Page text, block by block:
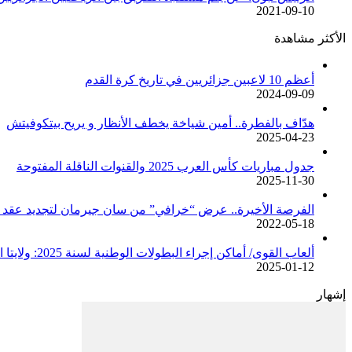
2021-09-10
الأكثر مشاهدة
أعظم 10 لاعبين جزائريين في تاريخ كرة القدم
2024-09-09
هدّاف بالفطرة.. أمين شياخة يخطف الأنظار و يريح بيتكوفيتش
2025-04-23
جدول مباريات كأس العرب 2025 والقنوات الناقلة المفتوحة
2025-11-30
الفرصة الأخيرة.. عرض “خرافي” من سان جيرمان لتجديد عقد
2022-05-18
ألعاب القوى/ أماكن إجراء البطولات الوطنية لسنة 2025: ولايتا الجزائر وبجاية تحتضنان أغلبية المسابقات /اتحادية/
2025-01-12
إشهار